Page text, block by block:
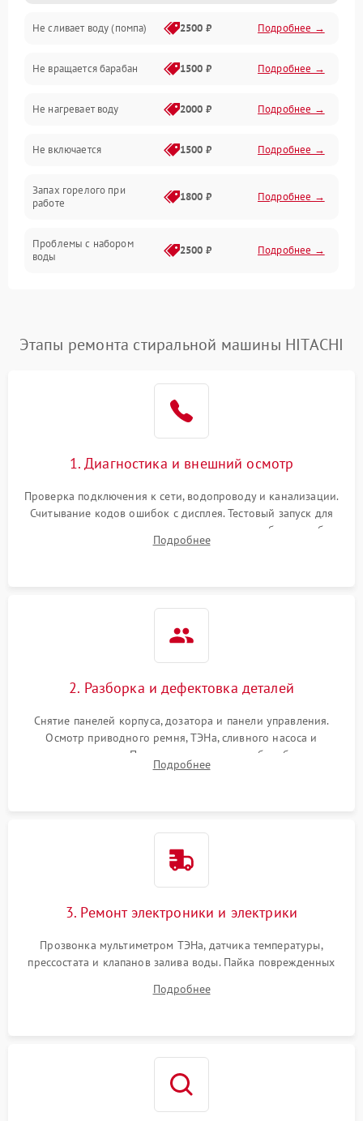
Водоснабжение
Слив
Программное обеспечение
Не сливает воду (помпа) 2500 ₽ Подробнее →
Не вращается барабан 1500 ₽ Подробнее →
Не нагревает воду 2000 ₽ Подробнее →
Не включается 1500 ₽ Подробнее →
Запах горелого при
работе
1800 ₽ Подробнее →
Проблемы с набором
воды
2500 ₽ Подробнее →
2200 ₽ Подробнее →
Этапы ремонта стиральной машины HITACHI
1. Диагностика и внешний осмотр
Проверка подключения к сети, водопроводу и канализации.
Считывание кодов ошибок с дисплея. Тестовый запуск для
выявления посторонних шумов, протечек или сбоев в работе
электронного модуля управления.
Подробнее
2. Разборка и дефектовка деталей
Снятие панелей корпуса, дозатора и панели управления.
Осмотр приводного ремня, ТЭНа, сливного насоса и
амортизаторов. Проверка подшипников барабана и
крестовины на износ, а манжеты люка на разрывы.
Подробнее
3. Ремонт электроники и электрики
Прозвонка мультиметром ТЭНа, датчика температуры,
прессостата и клапанов залива воды. Пайка поврежденных
Восстановление целостности проводки и контактов.
Подробнее